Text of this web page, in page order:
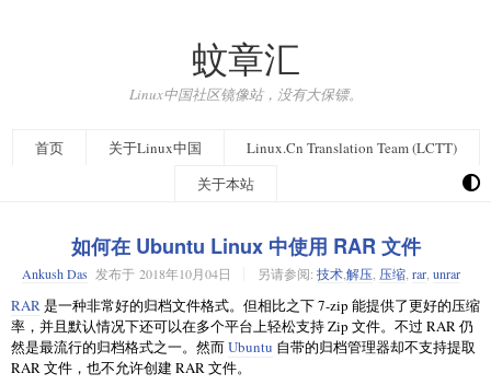
蚊章汇
Linux中国社区镜像站，没有大保镖。
首页 关于Linux中国
Linux.Cn Translation Team (LCTT)
关于本站
如何在 Ubuntu Linux 中使用 RAR 文件
Ankush Das 发布于 2018年10月04日 另请参阅: 技术解压 压缩 rar unrar
RAR是一种非常好的归档文件格式。但相比之下 7-zip 能提供了更好的压缩
率，并且默认情况下还可以在多个平台上轻松支持 Zip 文件。不过 RAR 仍
然是最流行的归档格式之一。然而Ubuntu 自带的归档管理器却不支持提取
RAR 文件，也不允许创建 RAR 文件。